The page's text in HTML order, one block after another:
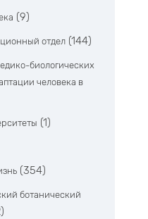
(9)
отдел (144)
биологических
человека в
(1)
(354)
ботанический